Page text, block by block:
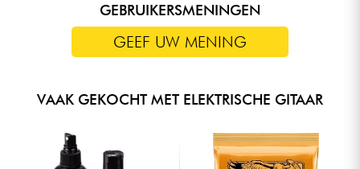
GEBRUIKERSMENINGEN
GEEF UW MENING
VAAK GEKOCHT MET ELEKTRISCHE GITAAR